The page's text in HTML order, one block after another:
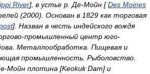
River], в устье р. Де-Мойн [Des Moines
(2000). Основан в 1829 как торговая
]. Назван в честь индейского вождя
промышленный центр юго-
Металлообработка. Пищевая и
промышленность. Рыболовство.
Мойн плотина [Keokuk Dam] и